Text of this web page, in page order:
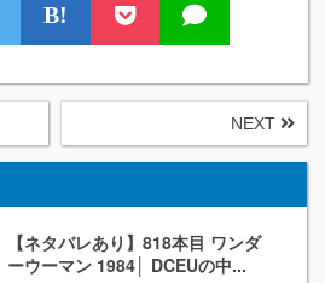
B!
NEXT
【ネタバレあり】818本目 ワンダ
ーウーマン 1984│ DCEUの中...